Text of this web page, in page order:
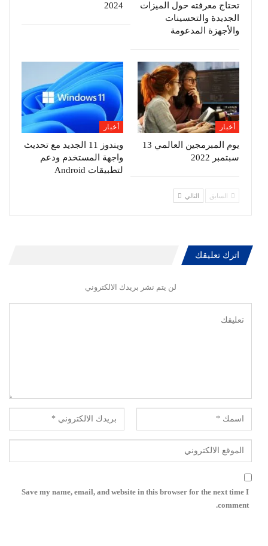
تحتاج معرفته حول الميزات
الجديدة والتحسينات
والأجهزة المدعومة
2024
أخبار
يوم المبرمجين العالمي 13
سبتمبر 2022
أخبار
ويندوز 11 الجديد مع تحديث
واجهة المستخدم ودعم
لتطبيقات Android
السابق التالي
اترك تعليقك
لن يتم نشر بريدك الالكتروني
Save my name, email, and website in this browser for the next time I
comment.